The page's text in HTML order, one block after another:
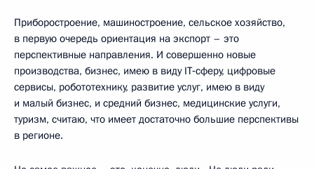
Приборостроение, машиностроение, сельское хозяйство,
в первую очередь ориентация на экспорт – это
перспективные направления. И совершенно новые
производства, бизнес, имею в виду IT‑сферу, цифровые
сервисы, робототехнику, развитие услуг, имею в виду
и малый бизнес, и средний бизнес, медицинские услуги,
туризм, считаю, что имеет достаточно большие перспективы
в регионе.